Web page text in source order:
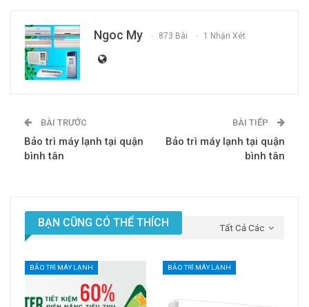
Ngoc My 873 Bài 1 Nhận Xét
BÀI TRƯỚC
Bảo trì máy lạnh tại quận
bình tân
BÀI TIẾP
Bảo trì máy lạnh tại quận
bình tân
Tất Cả Các
BẠN CŨNG CÓ THỂ THÍCH
BẢO TRÌ MÁY LẠNH BẢO TRÌ MÁY LẠNH